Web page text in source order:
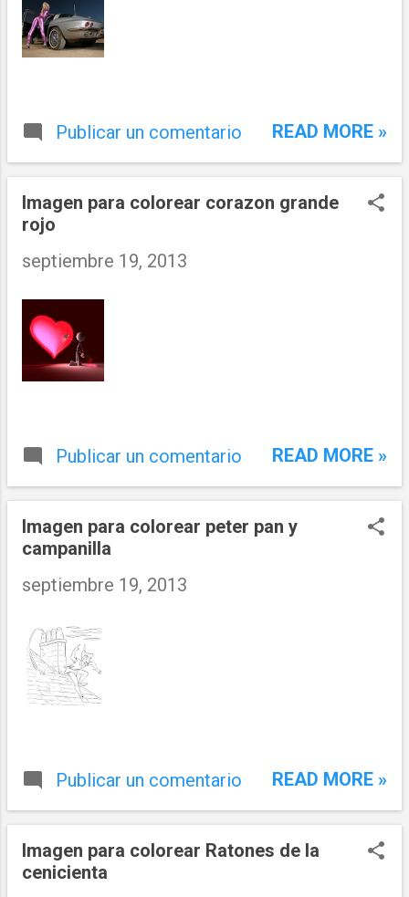
Publicar un comentario READ MORE »
Imagen para colorear corazon grande
rojo
septiembre 19, 2013
Publicar un comentario READ MORE »
Imagen para colorear peter pan y
campanilla
septiembre 19, 2013
Publicar un comentario READ MORE »
Imagen para colorear Ratones de la
cenicienta